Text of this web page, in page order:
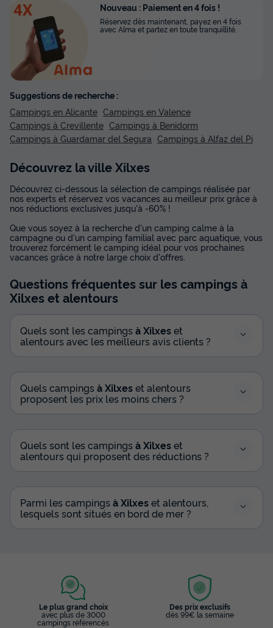
Nouveau : Paiement en 4 fois !
Réservez dès maintenant, payez en 4 fois
avec Alma et partez en toute tranquillité.
Suggestions de recherche :
Campings en Alicante Campings en Valence
Campings à Crevillente Campings à Benidorm
Campings à Guardamar del Segura Campings à Alfaz del Pi
Découvrez la ville Xilxes
Découvrez ci-dessous la sélection de campings réalisée par
nos experts et réservez vos vacances au meilleur prix grâce à
nos réductions exclusives jusqu'à -60% !
Que vous soyez à la recherche d'un camping calme à la
campagne ou d'un camping familial avec parc aquatique, vous
trouverez forcément le camping idéal pour vos prochaines
vacances grâce à notre large choix d'offres.
Questions fréquentes sur les campings à
Xilxes et alentours
Quels sont les campings à Xilxeset
alentours avec les meilleurs avis clients ?
Quels campings à Xilxeset alentours
proposent les prix les moins chers ?
Quels sont les campings à Xilxeset
alentours qui proposent des réductions ?
Parmi les campings à Xilxeset alentours,
lesquels sont situés en bord de mer ?
Le plus grand choix
avec plus de 3000
campings référencés
Des prix exclusifs
dès 99€ la semaine